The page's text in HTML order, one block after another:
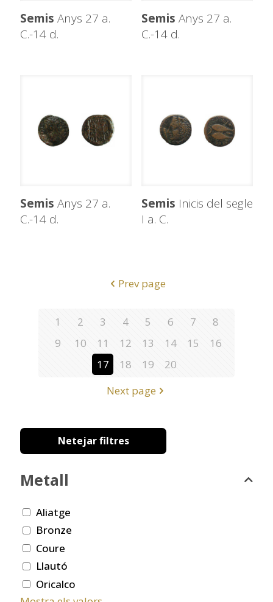
Semis Anys 27 a.
C.-14 d.
Semis Anys 27 a.
C.-14 d.
Semis Anys 27 a.
C.-14 d.
Semis Inicis del segle
I a. C.
Prev page
1 2 3 4 5 6 7
8
9
10 11 12 13 14 15
16
17
18 19
20
Next page
Netejar filtres
Metall
Aliatge
Bronze
Coure
Llautó
Oricalco